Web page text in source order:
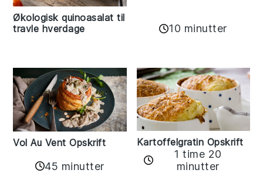
Økologisk quinoasalat til
travle hverdage
10 minutter
Vol Au Vent Opskrift
45 minutter
Kartoffelgratin Opskrift
1 time 20
minutter